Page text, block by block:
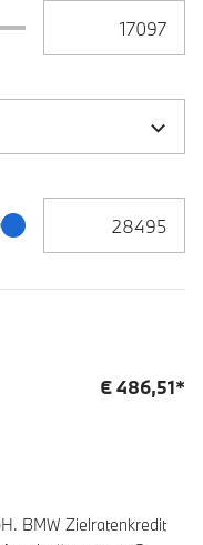
€486,51*
BMW Zielratenkredit